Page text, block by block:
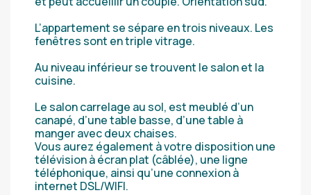
L’appartement se sépare en trois niveaux. Les
fenêtres sont en triple vitrage.
Au niveau inférieur se trouvent le salon et la
cuisine.
Le salon carrelage au sol, est meublé d’un
canapé, d’une table basse, d’une table à
manger avec deux chaises.
Vous aurez également à votre disposition une
télévision à écran plat (câblée), une ligne
téléphonique, ainsi qu’une connexion à
internet DSL/WIFI.